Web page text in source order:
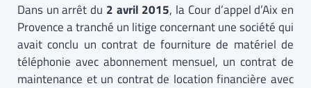
Dans un arrêt du 2 avril 2015, la Cour d’appel d’Aix en
Provence a tranché un litige concernant une société qui
avait conclu un contrat de fourniture de matériel de
téléphonie avec abonnement mensuel, un contrat de
maintenance et un contrat de location financière avec